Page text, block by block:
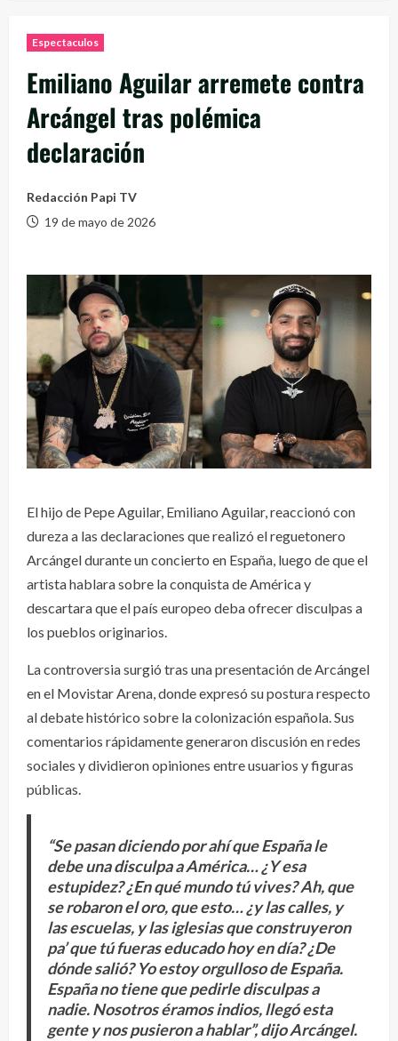
Espectaculos
Emiliano Aguilar arremete contra
Arcángel tras polémica
declaración
Redacción Papi TV
19 de mayo de 2026
El hijo de Pepe Aguilar, Emiliano Aguilar, reaccionó con
dureza a las declaraciones que realizó el reguetonero
Arcángel durante un concierto en España, luego de que el
artista hablara sobre la conquista de América y
descartara que el país europeo deba ofrecer disculpas a
los pueblos originarios.
La controversia surgió tras una presentación de Arcángel
en el Movistar Arena, donde expresó su postura respecto
al debate histórico sobre la colonización española. Sus
comentarios rápidamente generaron discusión en redes
sociales y dividieron opiniones entre usuarios y figuras
públicas.
“Se pasan diciendo por ahí que España le
debe una disculpa a América… ¿Y esa
estupidez? ¿En qué mundo tú vives? Ah, que
se robaron el oro, que esto… ¿y las calles, y
las escuelas, y las iglesias que construyeron
pa’ que tú fueras educado hoy en día? ¿De
dónde salió? Yo estoy orgulloso de España.
España no tiene que pedirle disculpas a
nadie. Nosotros éramos indios, llegó esta
gente y nos pusieron a hablar”, dijo Arcángel.